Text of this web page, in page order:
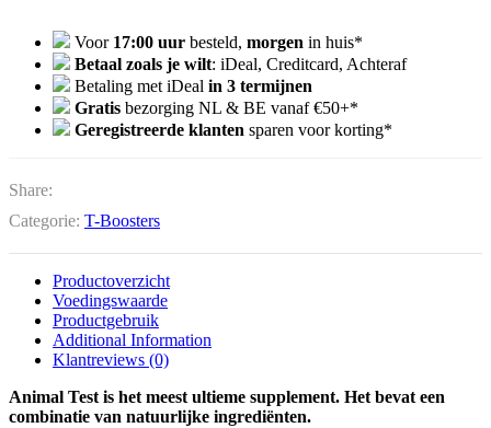
Voor 17:00 uur besteld, morgen in huis*
Betaal zoals je wilt: iDeal, Creditcard, Achteraf
Betaling met iDeal in 3 termijnen
Gratis bezorging NL & BE vanaf €50+*
Geregistreerde klanten sparen voor korting*
Share:
Categorie: T-Boosters
Productoverzicht
Voedingswaarde
Productgebruik
Additional Information
Klantreviews (0)
Animal Test is het meest ultieme supplement. Het bevat een
combinatie van natuurlijke ingrediënten.